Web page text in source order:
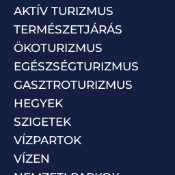
AKTÍV TURIZMUS
TERMÉSZETJÁRÁS
ÖKOTURIZMUS
EGÉSZSÉGTURIZMUS
GASZTROTURIZMUS
HEGYEK
SZIGETEK
VÍZPARTOK
VÍZEN